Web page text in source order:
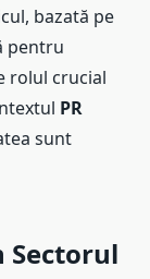
bazată pe
pentru
rolul crucial
PR
sunt